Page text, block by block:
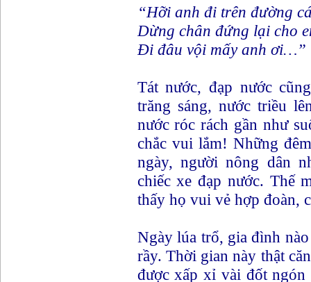
“Hỡi anh đi trên đường
Dừng chân đứng lại cho
Đi đâu vội mấy anh ơi…”
Tát nước, đạp nước
trăng sáng, nước triều
nước róc rách gần như
chắc vui lắm! Những
ngày, người nông dân
chiếc xe đạp nước. Thế
thấy họ vui vẻ hợp đoàn,
Ngày lúa trổ, gia đình
rầy. Thời gian này thật
được xấp xỉ vài đốt ngón